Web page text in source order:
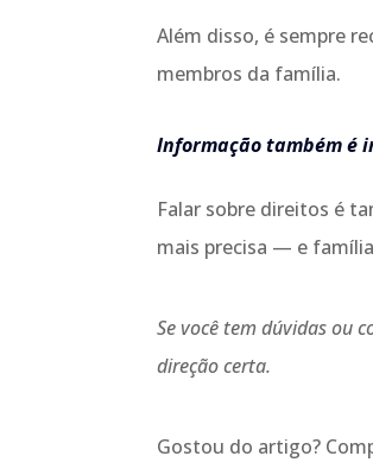
Além disso, é sempre
membros da família.
Informação também é
Falar sobre direitos é
mais precisa — e
Se você tem dúvidas ou
direção certa.
Gostou do artigo?